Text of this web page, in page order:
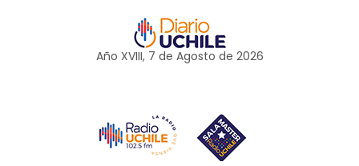
Año XVIII, 7 de Agosto de 2026